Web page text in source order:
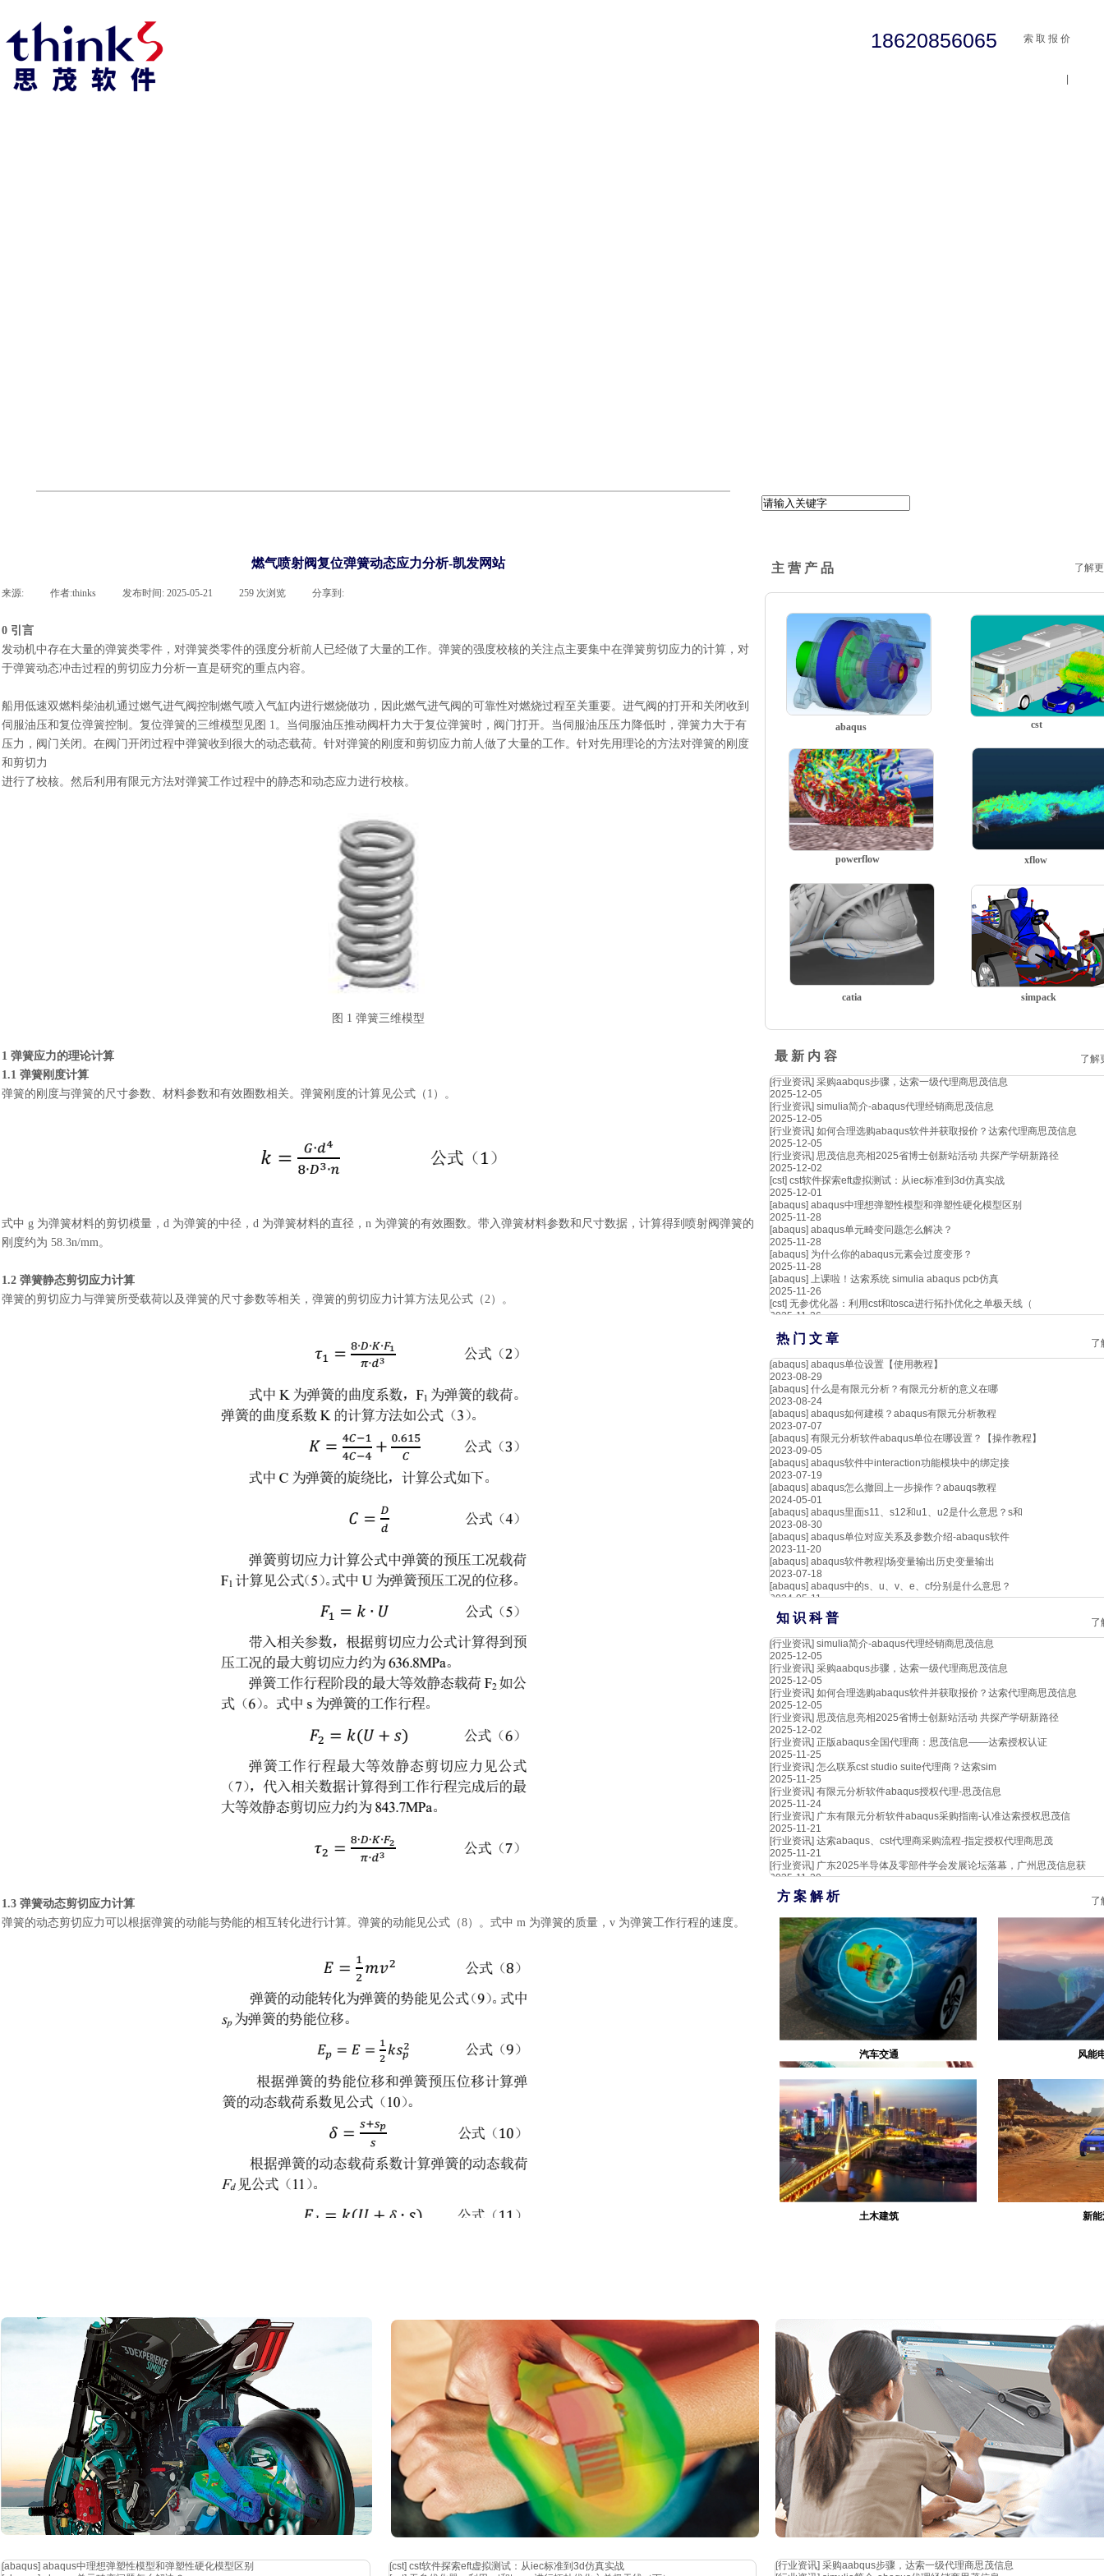
18620856065 索 取 报 价
燃气喷射阀复位弹簧动态应力分析-凯发网站
来源: 作者:thinks 发布时间: 2025-05-21 259 次浏览 分享到:
0 引言
发动机中存在大量的弹簧类零件，对弹簧类零件的强度分析前人已经做了大量的工作。弹簧的强度校核的关注点主要集中在弹簧剪切应力的计算，对
于弹簧动态冲击过程的剪切应力分析一直是研究的重点内容。
船用低速双燃料柴油机通过燃气进气阀控制燃气喷入气缸内进行燃烧做功，因此燃气进气阀的可靠性对燃烧过程至关重要。进气阀的打开和关闭收到
伺服油压和复位弹簧控制。复位弹簧的三维模型见图 1。当伺服油压推动阀杆力大于复位弹簧时，阀门打开。当伺服油压压力降低时，弹簧力大于有
压力，阀门关闭。在阀门开闭过程中弹簧收到很大的动态载荷。针对弹簧的刚度和剪切应力前人做了大量的工作。针对先用理论的方法对弹簧的刚度
和剪切力
进行了校核。然后利用有限元方法对弹簧工作过程中的静态和动态应力进行校核。
图 1 弹簧三维模型
1 弹簧应力的理论计算
1.1 弹簧刚度计算
弹簧的刚度与弹簧的尺寸参数、材料参数和有效圈数相关。弹簧刚度的计算见公式（ 1）。
式中 g 为弹簧材料的剪切模量，d 为弹簧的中径，d 为弹簧材料的直径，n 为弹簧的有效圈数。带入弹簧材料参数和尺寸数据，计算得到喷射阀弹簧的
刚度约为 58.3n/mm。
1.2 弹簧静态剪切应力计算
弹簧的剪切应力与弹簧所受载荷以及弹簧的尺寸参数等相关，弹簧的剪切应力计算方法见公式（2）。
1.3 弹簧动态剪切应力计算
弹簧的动态剪切应力可以根据弹簧的动能与势能的相互转化进行计算。弹簧的动能见公式（8）。式中 m 为弹簧的质量，v 为弹簧工作行程的速度。
2 弹簧预压工况仿真
2.1 有限元模型
采用六面体映射方法进行网格划分，有限元网格如下图所示，有限元单元数为
20592，节点数为25602。采用刚性面压在弹簧上平面来模拟弹簧工作过
程中的压缩过程。计算中将弹簧的底面进行固定约束，在刚性面施加相应的位移边界条件，刚性面与弹簧上平面之间定义接触关系，通过刚性面对弹
簧的压缩作用来模拟弹簧的实际动作过程。
主 营 产 品 了解
cst
abaqus
powerflow xflow
simpack
catia
最 新 内 容
了解
[行业资讯] 采购aabqus步骤，达索一级代理商思茂信息
2025-12-05
[行业资讯] simulia简介-abaqus代理经销商思茂信息
2025-12-05
[行业资讯] 如何合理选购abaqus软件并获取报价？达索代理商思茂信息
2025-12-05
[行业资讯] 思茂信息亮相2025省博士创新站活动 共探产学研新路径
2025-12-02
[cst] cst软件探索eft虚拟测试：从iec标准到3d仿真实战
2025-12-01
[abaqus] abaqus中理想弹塑性模型和弹塑性硬化模型区别
2025-11-28
[abaqus] abaqus单元畸变问题怎么解决？
2025-11-28
[abaqus] 为什么你的abaqus元素会过度变形？
2025-11-28
[abaqus] 上课啦！达索系统 simulia abaqus pcb仿真
2025-11-26
[cst] 无参优化器：利用cst和tosca进行拓扑优化之单极天线（
2025-11-26
热 门 文 章
了
[abaqus] abaqus单位设置【使用教程】
2023-08-29
[abaqus] 什么是有限元分析？有限元分析的意义在哪
2023-08-24
[abaqus] abaqus如何建模？abaqus有限元分析教程
2023-07-07
[abaqus] 有限元分析软件abaqus单位在哪设置？【操作教程】
2023-09-05
[abaqus] abaqus软件中interaction功能模块中的绑定接
2023-07-19
[abaqus] abaqus怎么撤回上一步操作？abauqs教程
2024-05-01
[abaqus] abaqus里面s11、s12和u1、u2是什么意思？s和
2023-08-30
[abaqus] abaqus单位对应关系及参数介绍-abaqus软件
2023-11-20
[abaqus] abaqus软件教程|场变量输出历史变量输出
2023-07-18
[abaqus] abaqus中的s、u、v、e、cf分别是什么意思？
2024-05-11
知 识 科 普
了
[行业资讯] simulia简介-abaqus代理经销商思茂信息
2025-12-05
[行业资讯] 采购aabqus步骤，达索一级代理商思茂信息
2025-12-05
[行业资讯] 如何合理选购abaqus软件并获取报价？达索代理商思茂信息
2025-12-05
[行业资讯] 思茂信息亮相2025省博士创新站活动 共探产学研新路径
2025-12-02
[行业资讯] 正版abaqus全国代理商：思茂信息——达索授权认证
2025-11-25
[行业资讯] 怎么联系cst studio suite代理商？达索sim
2025-11-25
[行业资讯] 有限元分析软件abaqus授权代理-思茂信息
2025-11-24
[行业资讯] 广东有限元分析软件abaqus采购指南-认准达索授权思茂信
2025-11-21
[行业资讯] 达索abaqus、cst代理商采购流程-指定授权代理商思茂
2025-11-21
[行业资讯] 广东2025半导体及零部件学会发展论坛落幕，广州思茂信息获
2025-11-20
方 案 解 析 了
汽车交通 风能
生物医疗
土木建筑
新
[行业资讯] 采购aabqus步骤，达索一级代理商思茂信息
[abaqus] abaqus中理想弹塑性模型和弹塑性硬化模型区别
[cst] cst软件探索eft虚拟测试：从iec标准到3d仿真实战